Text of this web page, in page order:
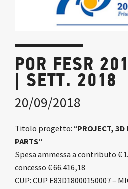
POR FESR
| SETT. 2018
20/09/2018
Titolo progetto: “PROJECT, 3D
PARTS”
Spesa ammessa a contributo €
concesso € 66.416,18
CUP: CUP E83D18000150007 –